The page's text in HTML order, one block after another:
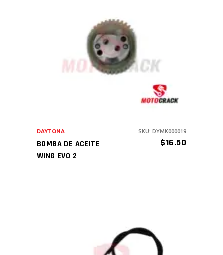
AÑADIR AL CARRITO
BOMBA DE ACEITE
WING EVO 2
$16.50
DAYTONA SKU: DYMK000019